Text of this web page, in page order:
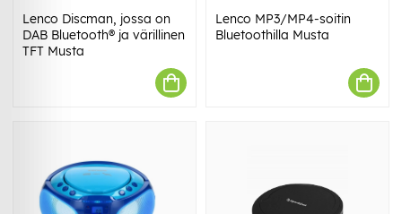
Lenco Discman, jossa on
DAB Bluetooth® ja värillinen
TFT Musta
Lenco MP3/MP4-soitin
Bluetoothilla Musta